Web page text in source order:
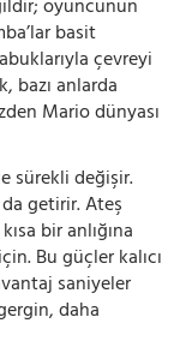
oyuncunun
basit
çevreyi
bazı anlarda
Mario dünyası
sürekli değişir.
getirir. Ateş
bir anlığına
Bu güçler kalıcı
saniyeler
daha